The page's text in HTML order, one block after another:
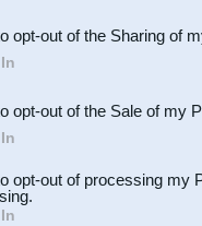
Participants
opt-out of the Sharing of
opt-out of the Sale of my
opt-out of processing my